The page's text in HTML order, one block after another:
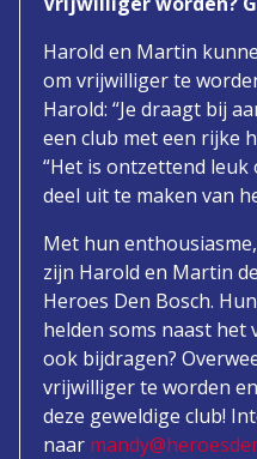
Harold en Martin
om vrijwilliger te
Harold: “Je draagt bij
een club met een rijke
“Het is ontzettend leuk
deel uit te maken van
Met hun
zijn Harold en Martin
Heroes Den Bosch.
helden soms naast het
ook bijdragen?
vrijwilliger te worden
deze geweldige club!
naar